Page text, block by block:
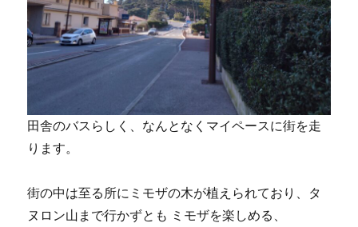
田舎のバスらしく、なんとなくマイペースに街を走
ります。
街の中は至る所にミモザの木が植えられており、タ
ヌロン山まで行かずとも ミモザを楽しめる、